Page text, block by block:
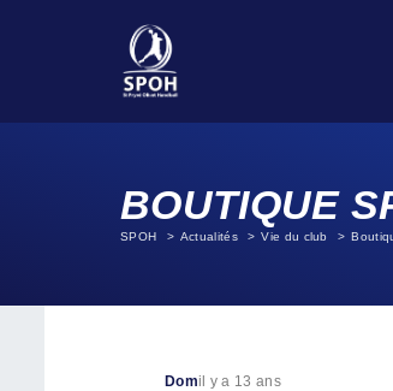
BOUTIQUE
SPOH Actualités Vie du club
Domil y a 13 ans